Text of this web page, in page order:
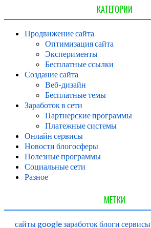
КАТЕГОРИИ
Продвижение сайта
Оптимизация сайта
Эксперименты
Бесплатные ссылки
Создание сайта
Веб-дизайн
Бесплатные темы
Заработок в сети
Партнерские программы
Платежные системы
Онлайн сервисы
Новости блогосферы
Полезные программы
Социальные сети
Разное
МЕТКИ
сайтыgoogleзаработокблоги сервисы